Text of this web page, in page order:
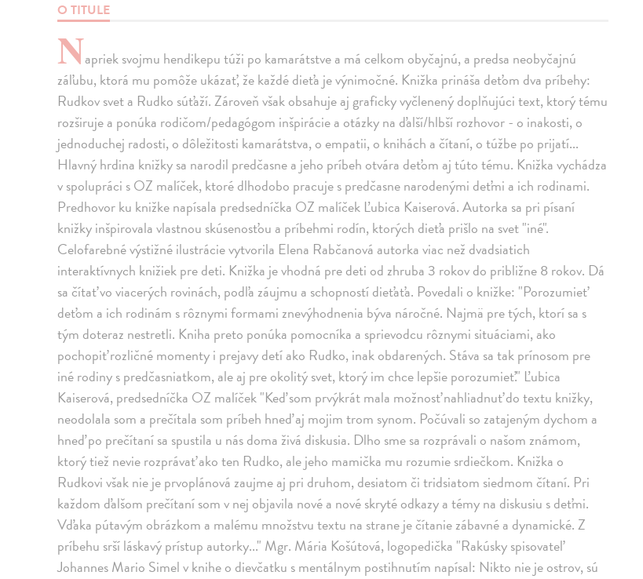
O TITULE
Napriek svojmu hendikepu túži po kamarátstve a má celkom obyčajnú, a predsa neobyčajnú
záľubu, ktorá mu pomôže ukázať, že každé dieťa je výnimočné. Knižka prináša deťom dva príbehy:
Rudkov svet a Rudko súťaží. Zároveň však obsahuje aj graficky vyčlenený doplňujúci text, ktorý tému
rozširuje a ponúka rodičom/pedagógom inšpirácie a otázky na ďalší/hlbší rozhovor - o inakosti, o
jednoduchej radosti, o dôležitosti kamarátstva, o empatii, o knihách a čítaní, o túžbe po prijatí...
Hlavný hrdina knižky sa narodil predčasne a jeho príbeh otvára deťom aj túto tému. Knižka vychádza
v spolupráci s OZ malíček, ktoré dlhodobo pracuje s predčasne narodenými deťmi a ich rodinami.
Predhovor ku knižke napísala predsedníčka OZ malíček Ľubica Kaiserová. Autorka sa pri písaní
knižky inšpirovala vlastnou skúsenosťou a príbehmi rodín, ktorých dieťa prišlo na svet "iné".
Celofarebné výstižné ilustrácie vytvorila Elena Rabčanová autorka viac než dvadsiatich
interaktívnych knižiek pre deti. Knižka je vhodná pre deti od zhruba 3 rokov do približne 8 rokov. Dá
sa čítať vo viacerých rovinách, podľa záujmu a schopností dieťaťa. Povedali o knižke: "Porozumieť
deťom a ich rodinám s rôznymi formami znevýhodnenia býva náročné. Najmä pre tých, ktorí sa s
tým doteraz nestretli. Kniha preto ponúka pomocníka a sprievodcu rôznymi situáciami, ako
pochopiť rozličné momenty i prejavy detí ako Rudko, inak obdarených. Stáva sa tak prínosom pre
iné rodiny s predčasniatkom, ale aj pre okolitý svet, ktorý im chce lepšie porozumieť." Ľubica
Kaiserová, predsedníčka OZ malíček "Keď som prvýkrát mala možnosť nahliadnuť do textu knižky,
neodolala som a prečítala som príbeh hneď aj mojim trom synom. Počúvali so zatajeným dychom a
hneď po prečítaní sa spustila u nás doma živá diskusia. Dlho sme sa rozprávali o našom známom,
ktorý tiež nevie rozprávať ako ten Rudko, ale jeho mamička mu rozumie srdiečkom. Knižka o
Rudkovi však nie je prvoplánová zaujme aj pri druhom, desiatom či tridsiatom siedmom čítaní. Pri
každom ďalšom prečítaní som v nej objavila nové a nové skryté odkazy a témy na diskusiu s deťmi.
Vďaka pútavým obrázkom a malému množstvu textu na strane je čítanie zábavné a dynamické. Z
príbehu srší láskavý prístup autorky..." Mgr. Mária Košútová, logopedička "Rakúsky spisovateľ
Johannes Mario Simel v knihe o dievčatku s mentálnym postihnutím napísal: Nikto nie je ostrov, sú